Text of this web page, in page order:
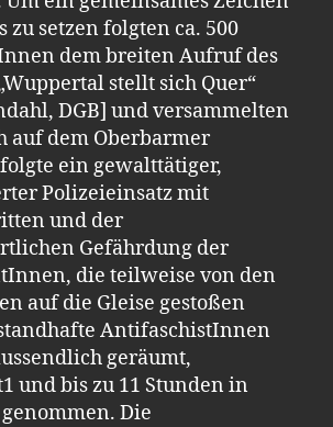
zu setzen folgten ca. 500
dem breiten Aufruf des
stellt sich Quer“
DGB] und versammelten
auf dem Oberbarmer
ein gewalttätiger,
Polizeieinsatz mit
und der
Gefährdung der
die teilweise von den
auf die Gleise gestoßen
AntifaschistInnen
geräumt,
und bis zu 11 Stunden in
Die